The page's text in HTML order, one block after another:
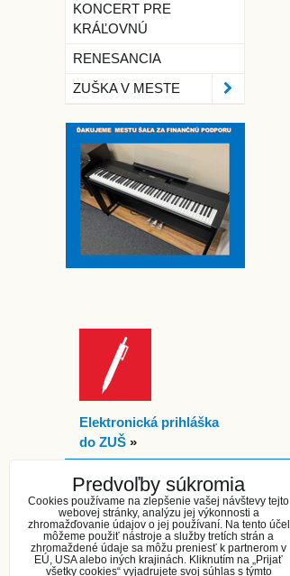
KONCERT PRE
KRÁĽOVNÚ
RENESANCIA
ZUŠKA V MESTE
Elektronická prihláška
do ZUŠ »
KONTAKT
Základná umelecká škola
Kukučínova 27
Šaľa 927 01
Predvoľby súkromia
Cookies používame na zlepšenie vašej návštevy tejto
webovej stránky, analýzu jej výkonnosti a
zhromažďovanie údajov o jej používaní. Na tento účel
môžeme použiť nástroje a služby tretích strán a
zhromaždené údaje sa môžu preniesť k partnerom v
EÚ, USA alebo iných krajinách. Kliknutím na „Prijať
všetky cookies“ vyjadrujete svoj súhlas s týmto